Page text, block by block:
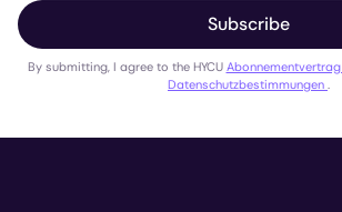
Subscribe
By submitting, I agree to the HYCU Abonnementvertrag
Datenschutzbestimmungen